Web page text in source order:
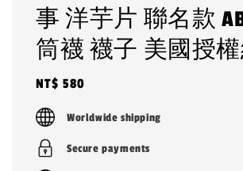
事 洋芋片 聯名款
筒襪 襪子 美國授
Regular
price
NT$ 580
Worldwide shipping
Secure payments